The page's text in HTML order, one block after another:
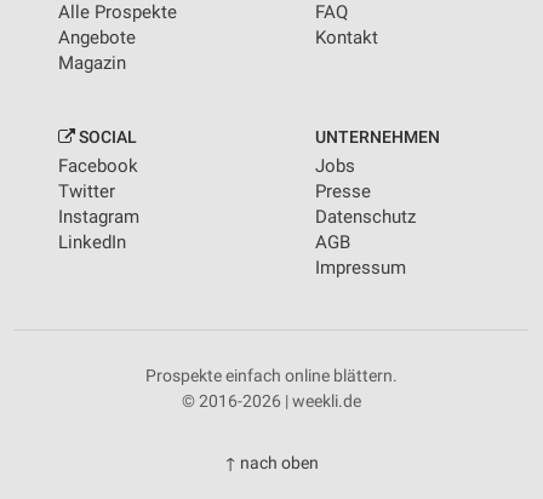
Alle Prospekte
Angebote
Magazin
FAQ
Kontakt
SOCIAL
Facebook
Twitter
Instagram
LinkedIn
UNTERNEHMEN
Jobs
Presse
Datenschutz
AGB
Impressum
Prospekte einfach online blättern.
© 2016-2026 | weekli.de
↑ nach oben